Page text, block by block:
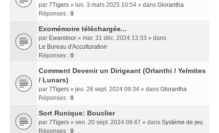
par 7Tigers » lun. 3 mars 2025 10:54 » dans Glorantha
Réponses : 0
Exomémoire téléchargée...
par Ewandoor » mar. 31 déc. 2024 13:33 » dans
Le Bureau d'Acculturation
Réponses : 0
Comment Devenir un Dirigeant (Orlanthi / Yelmites
/ Lunars)
par 7Tigers » jeu. 26 sept. 2024 09:34 » dans Glorantha
Réponses : 0
Sort Runique: Bouclier
par 7Tigers » ven. 20 sept. 2024 09:47 » dans Système de jeu
Réponses : 0